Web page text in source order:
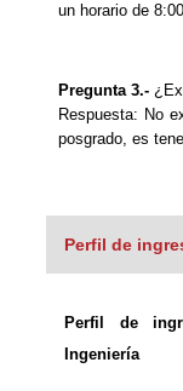
un horario de
Pregunta 3.-
Respuesta: No
posgrado, es
Perfil de
Perfil de
Ingeniería